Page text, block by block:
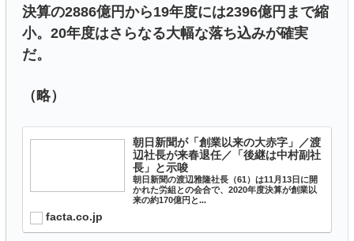
決算の2886億円から19年度には2396億円まで縮
小。20年度はさらなる大幅な落ち込みが確実
だ。
（略）
朝日新聞が「創業以来の大赤字」／渡
辺社長が来春退任／「後継は中村副社
長」と示唆
朝日新聞の渡辺雅隆社長（61）は11月13日に開
かれた労組との会合で、2020年度決算が創業以
来の約170億円と...
facta.co.jp